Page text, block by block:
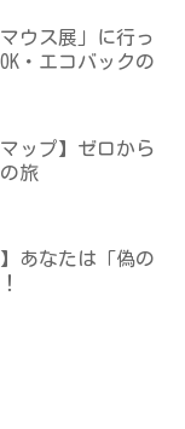
ウス展」に行っ
・エコバックの
ップ】ゼロから
旅
あなたは「偽の